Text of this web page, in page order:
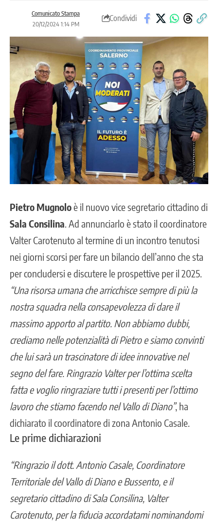
Comunicato Stampa
20/12/2024 1:14 PM
Condividi
Pietro Mugnoloè il nuovo vice segretario cittadino di
Sala Consilina . Ad annunciarlo è stato il coordinatore
Valter Carotenuto al termine di un incontro tenutosi
nei giorni scorsi per fare un bilancio dell’anno che sta
per concludersi e discutere le prospettive per il 2025.
“Una risorsa umana che arricchisce sempre di più la
nostra squadra nella consapevolezza di dare il
massimo apporto al partito. Non abbiamo dubbi,
crediamo nelle potenzialità di Pietro e siamo convinti
che lui sarà un trascinatore di idee innovative nel
segno del fare. Ringrazio Valter per l’ottima scelta
fatta e voglio ringraziare tutti i presenti per l’ottimo
lavoro che stiamo facendo nel Vallo di Diano”, ha
dichiarato il coordinatore di zona Antonio Casale.
Le prime dichiarazioni
“Ringrazio il dott. Antonio Casale, Coordinatore
Territoriale del Vallo di Diano e Bussento, e il
segretario cittadino di Sala Consilina, Valter
Carotenuto, per la fiducia accordatami nominandomi